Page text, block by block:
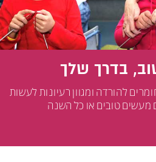
בדרך שלך
להורדה ומגוון רעיונות לעשות
מעשים טובים או כל השנה